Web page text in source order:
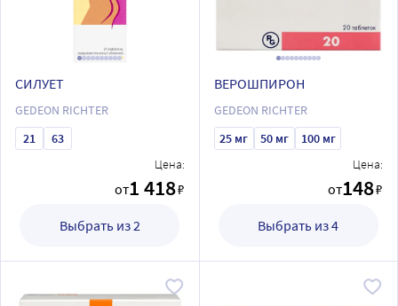
СИЛУЕТ
GEDEON RICHTER
21
63
Цена:
от1 418₽
Выбрать из 2
ВЕРОШПИРОН
GEDEON RICHTER
25 мг
50 мг
100 мг
Цена:
от148₽
Выбрать из 4